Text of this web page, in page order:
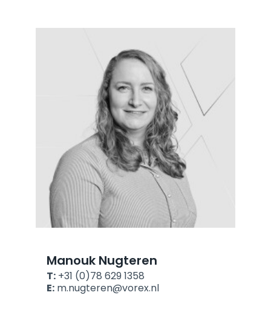
Manouk Nugteren
T: +31 (0)78 629 1358
E: m.nugteren@vorex.nl